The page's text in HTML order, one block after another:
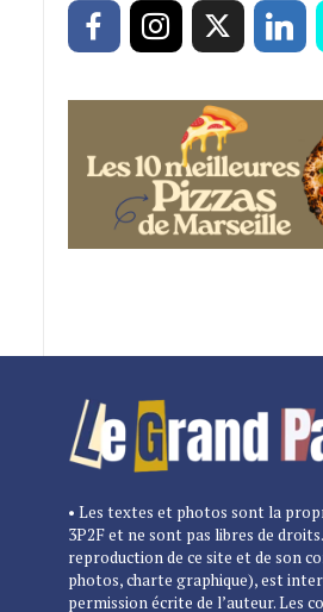
• Les textes et photos sont la
3P2F et ne sont pas libres de
reproduction de ce site et de son
photos, charte graphique), est
permission écrite de l’auteur. Les